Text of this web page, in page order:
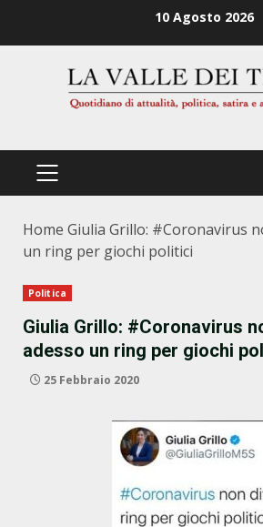
10 Agosto 2026
PRIMÄRES
Home Giulia Grillo: #Coronavirus
un ring per giochi politici
Politica
Giulia Grillo: #Coronavirus
adesso un ring per giochi
25 Febbraio 2020